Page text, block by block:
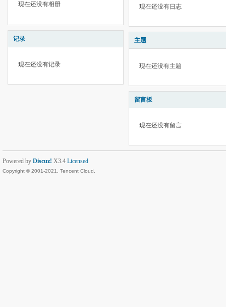
现在还没有相册
记录
现在还没有记录
现在还没有日志
主题
现在还没有主题
留言板
现在还没有留言
Powered by Discuz! X3.4 Licensed
Copyright © 2001-2021, Tencent Cloud.